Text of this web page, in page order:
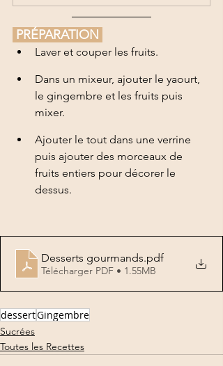
PRÉPARATION
Laver et couper les fruits.
Dans un mixeur, ajouter le yaourt,
le gingembre et les fruits puis
mixer.
Ajouter le tout dans une verrine
puis ajouter des morceaux de
fruits entiers pour décorer le
dessus.
Desserts gourmands.pdf
Télécharger PDF • 1.55MB
dessertGingembre
Sucrées
Toutes les Recettes